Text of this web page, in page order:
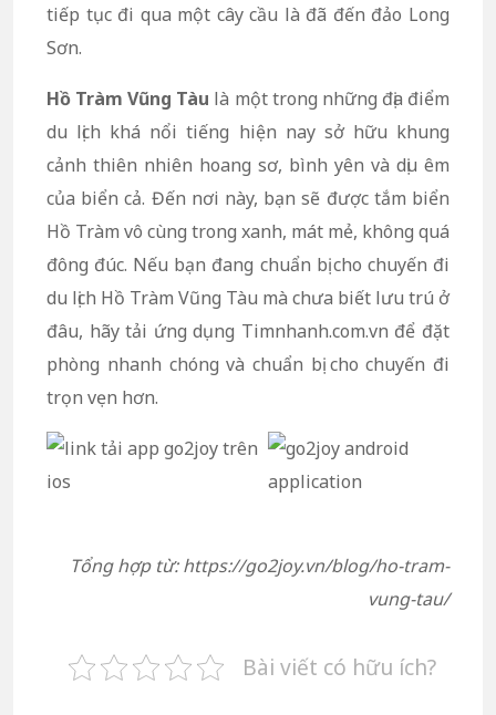
tiếp tục đi qua một cây cầu là đã đến đảo Long
Sơn.
Hồ Tràm Vũng Tàu là một trong những địa điểm
du lịch khá nổi tiếng hiện nay sở hữu khung
cảnh thiên nhiên hoang sơ, bình yên và dịu êm
của biển cả. Đến nơi này, bạn sẽ được tắm biển
Hồ Tràm vô cùng trong xanh, mát mẻ, không quá
đông đúc. Nếu bạn đang chuẩn bị cho chuyến đi
du lịch Hồ Tràm Vũng Tàu mà chưa biết lưu trú ở
đâu, hãy tải ứng dụng Timnhanh.com.vn để đặt
phòng nhanh chóng và chuẩn bị cho chuyến đi
trọn vẹn hơn.
Tổng hợp từ: https://go2joy.vn/blog/ho-tram-
vung-tau/
Bài viết có hữu ích?